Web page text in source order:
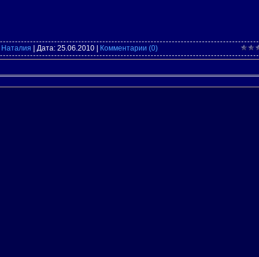
Наталия | Дата: 25.06.2010 | Комментарии (0)